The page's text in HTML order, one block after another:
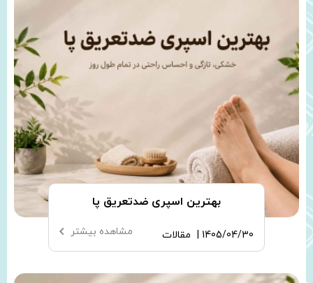
بهترین اسپری ضدتعریق پا
1405/04/30 | مقالات مشاهده بیشتر